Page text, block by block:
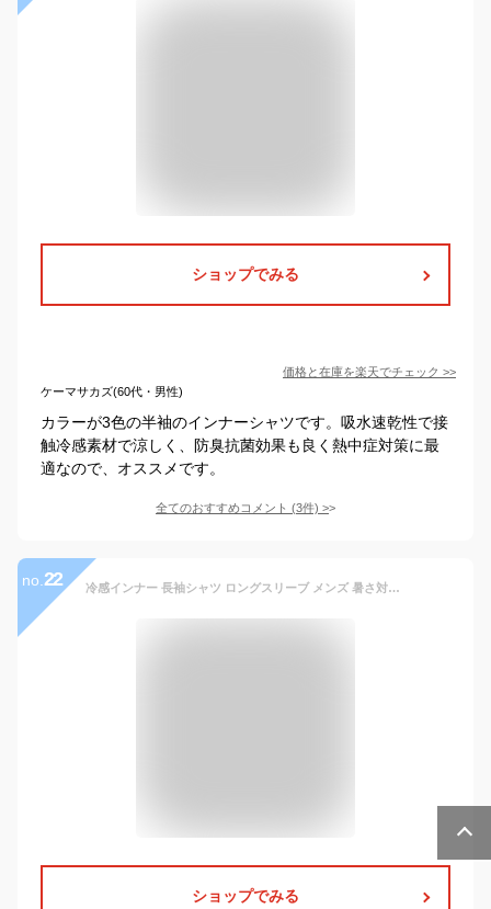
ショップでみる
価格と在庫を楽天でチェック >>
ケーマサカズ(60代・男性)
カラーが3色の半袖のインナーシャツです。吸水速乾性で接
触冷感素材で涼しく、防臭抗菌効果も良く熱中症対策に最
適なので、オススメです。
全てのおすすめコメント (3件) >
no. 22 冷感インナー 長袖シャツ ロングスリーブ メンズ 暑さ対策 涼しい 吸汗速乾 冷感 抗菌防臭 春夏 スポーティ アンダーシャツ 夏用インナー 作業着 作業服 大きいサイズ 自重堂 Z-DRAGON 75124 ロングスリーブスポーツ
ショップでみる